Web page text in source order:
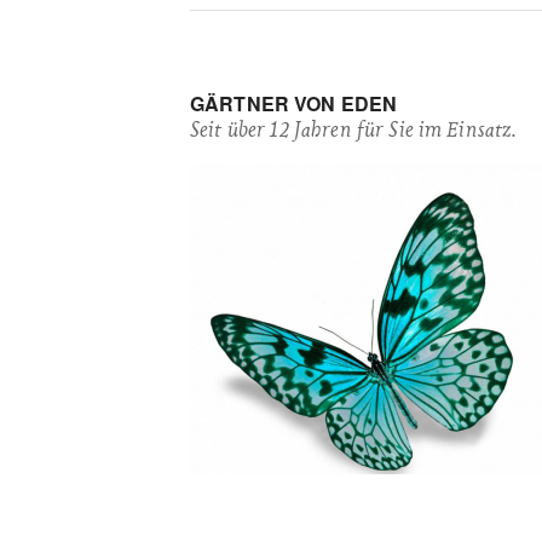
GÄRTNER VON EDEN
Seit über 12 Jahren für Sie im Einsatz.